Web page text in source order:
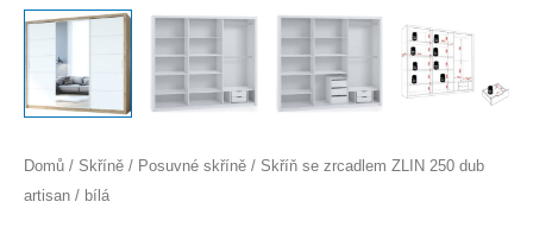
Domů / Skříně / Posuvné skříně / Skříň se zrcadlem ZLIN 250 dub
artisan / bílá